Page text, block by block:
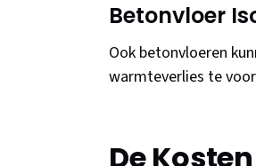
Betonvloer
Ook betonvloeren
warmteverlies te
De